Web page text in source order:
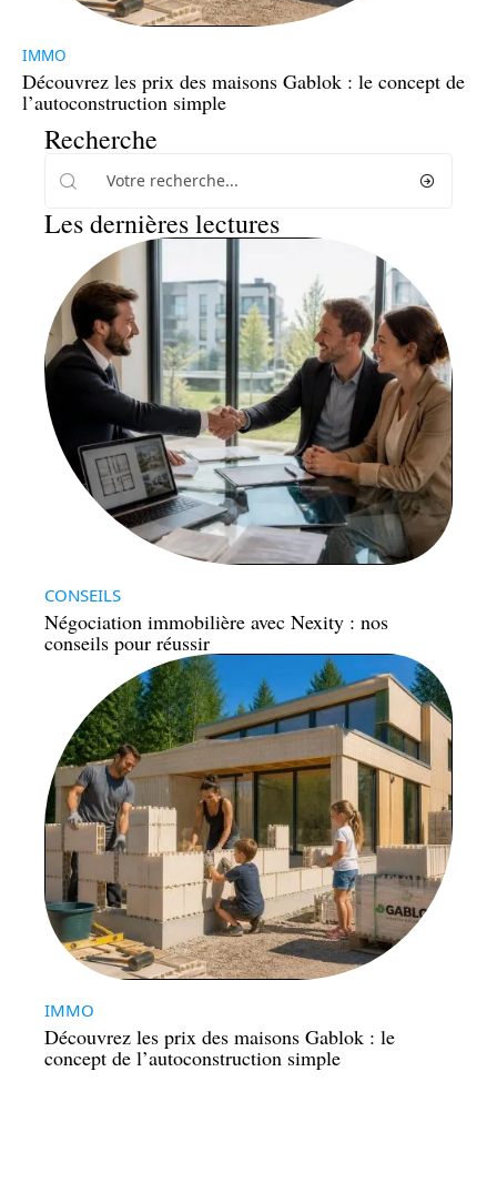
IMMO
Découvrez les prix des maisons Gablok : le concept de
l’autoconstruction simple
Recherche
Les dernières lectures
CONSEILS
Négociation immobilière avec Nexity : nos
conseils pour réussir
IMMO
Découvrez les prix des maisons Gablok : le
concept de l’autoconstruction simple